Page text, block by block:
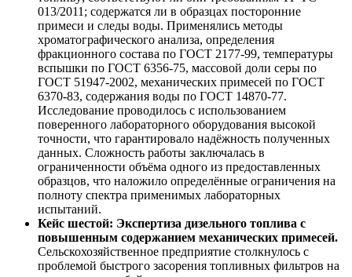
013/2011; содержатся ли в образцах посторонние
примеси и следы воды. Применялись методы
хроматографического анализа, определения
фракционного состава по ГОСТ 2177-99, температуры
вспышки по ГОСТ 6356-75, массовой доли серы по
ГОСТ 51947-2002, механических примесей по ГОСТ
6370-83, содержания воды по ГОСТ 14870-77.
Исследование проводилось с использованием
поверенного лабораторного оборудования высокой
точности, что гарантировало надёжность полученных
данных. Сложность работы заключалась в
ограниченности объёма одного из предоставленных
образцов, что наложило определённые ограничения на
полноту спектра применимых лабораторных
испытаний.
Кейс шестой: Экспертиза дизельного топлива с
повышенным содержанием механических примесей.
Сельскохозяйственное предприятие столкнулось с
проблемой быстрого засорения топливных фильтров на